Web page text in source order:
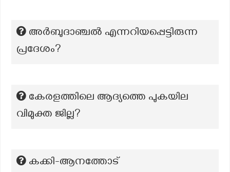
അർബുദാഞ്ചൽ എന്നറിയപ്പെട്ടിരുന്ന
പ്രദേശം?
കേരളത്തിലെ ആദ്യത്തെ പുകയില
വിമുക്ത ജില്ല?
കക്കി-ആനത്തോട്